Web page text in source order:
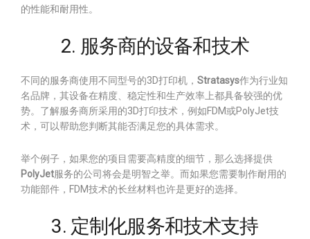
的性能和耐用性。
2. 服务商的设备和技术
不同的服务商使用不同型号的3D打印机， Stratasys作为行业知
名品牌，其设备在精度、稳定性和生产效率上都具备较强的优
势。了解服务商所采用的3D打印技术，例如FDM或PolyJet技
术，可以帮助您判断其能否满足您的具体需求。
举个例子，如果您的项目需要高精度的细节，那么选择提供
PolyJet服务的公司将会是明智之举。而如果您需要制作耐用的
功能部件，FDM技术的长丝材料也许是更好的选择。
3. 定制化服务和技术支持